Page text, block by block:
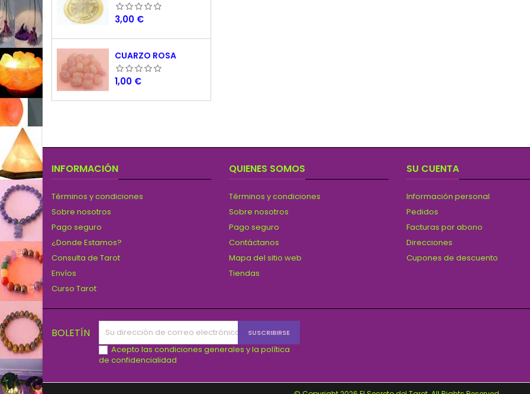
Precio
3,00 €
CUARZO ROSA
Precio
1,00 €
INFORMACIÓN
Términos y condiciones
Sobre nosotros
Pago seguro
¿Donde Estamos?
Consulta de Tarot
Envíos
Curso Tarot
QUIENES SOMOS
Términos y condiciones
Sobre nosotros
Pago seguro
Contáctanos
Mapa del sitio web
Tiendas
SU CUENTA
Información personal
Pedidos
Facturas por abono
Direcciones
Cupones de descuento
BOLETÍN
Acepto las condiciones generales y la política
de confidencialidad